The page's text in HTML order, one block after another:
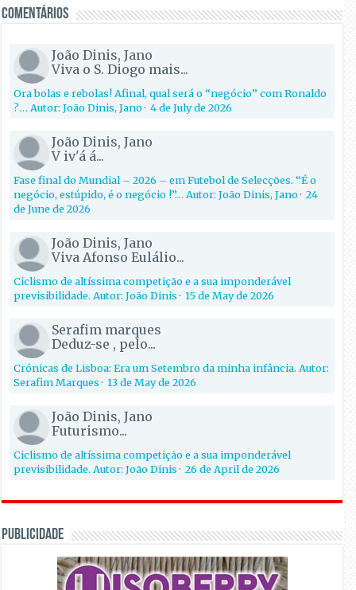
Comentários
João Dinis, Jano
Viva o S. Diogo mais...
Ora bolas e rebolas! Afinal, qual será o “negócio” com Ronaldo
?… Autor: João Dinis, Jano·4 de July de 2026
João Dinis, Jano
V iv'á á...
Fase final do Mundial – 2026 – em Futebol de Selecções. “É o
negócio, estúpido, é o negócio !”… Autor: João Dinis, Jano·24
de June de 2026
João Dinis, Jano
Viva Afonso Eulálio...
Ciclismo de altíssima competição e a sua imponderável
previsibilidade. Autor: João Dinis·15 de May de 2026
Serafim marques
Deduz-se , pelo...
Crónicas de Lisboa: Era um Setembro da minha infância. Autor:
Serafim Marques·13 de May de 2026
João Dinis, Jano
Futurismo...
Ciclismo de altíssima competição e a sua imponderável
previsibilidade. Autor: João Dinis·26 de April de 2026
PUBLICIDADE